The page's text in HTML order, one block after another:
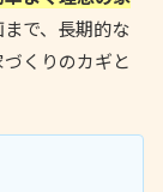
で、長期的な
くりのカギと